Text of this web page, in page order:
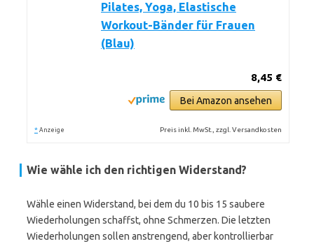
Pilates, Yoga, Elastische
Workout-Bänder für Frauen
(Blau)
8,45 €
Bei Amazon ansehen
* Anzeige Preis inkl. MwSt., zzgl. Versandkosten
Wie wähle ich den richtigen Widerstand?
Wähle einen Widerstand, bei dem du 10 bis 15 saubere
Wiederholungen schaffst, ohne Schmerzen. Die letzten
Wiederholungen sollen anstrengend, aber kontrollierbar